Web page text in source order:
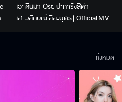
เอาคืนมา Ost. ปะการังสีดำ |
เสาวลักษณ์ ลีละบุตร | Official MV
ทั้งหมด